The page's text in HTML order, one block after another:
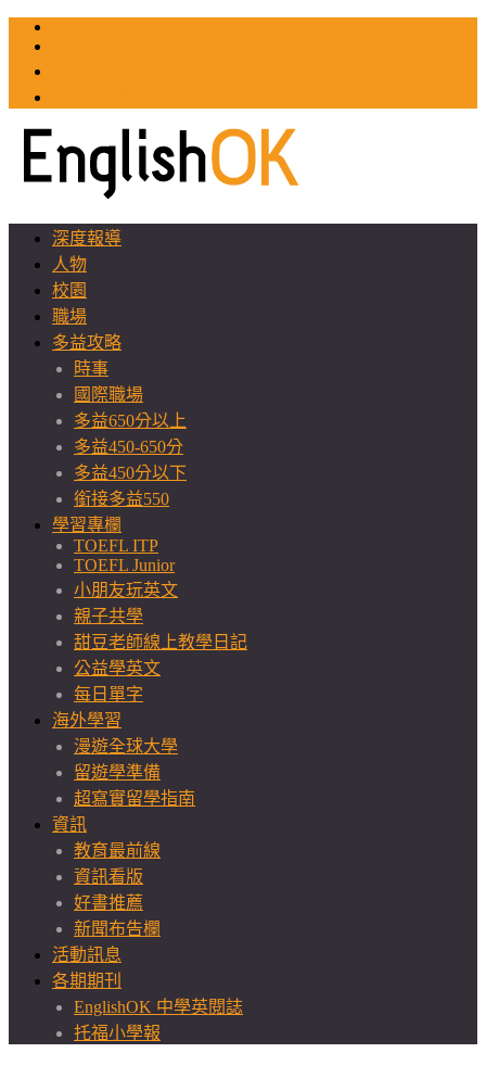
深度報導
人物
校園
職場
多益攻略
時事
國際職場
多益650分以上
多益450-650分
多益450分以下
銜接多益550
學習專欄
TOEFL ITP
TOEFL Junior
小朋友玩英文
親子共學
甜豆老師線上教學日記
公益學英文
每日單字
海外學習
漫遊全球大學
留遊學準備
超寫實留學指南
資訊
教育最前線
資訊看版
好書推薦
新聞布告欄
活動訊息
各期期刊
EnglishOK 中學英閱誌
托福小學報